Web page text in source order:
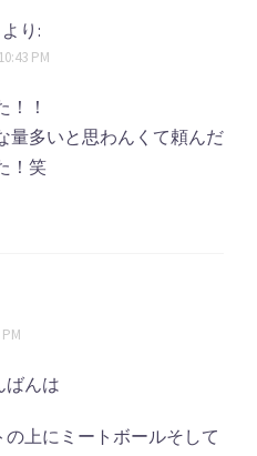
より:
PM
！！
量多いと思わんくて頼んだ
！笑
ばんは
の上にミートボールそして